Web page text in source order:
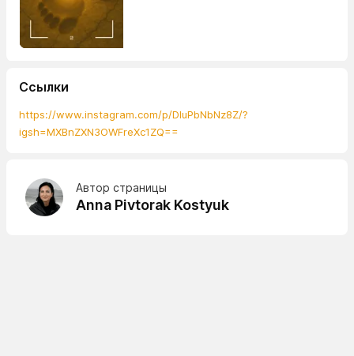
Ссылки
https://www.instagram.com/p/DIuPbNbNz8Z/?
igsh=MXBnZXN3OWFreXc1ZQ==
Автор страницы
Anna Pivtorak Kostyuk